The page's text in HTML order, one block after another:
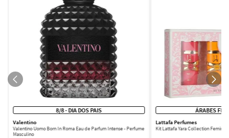
8/8 - DIA DOS PAIS
Valentino
Valentino Uomo Born In Roma Eau de Parfum Intense - Perfume
Masculino
ÁRABES
Lattafa Perfumes
Kit Lattafa Yara Collection